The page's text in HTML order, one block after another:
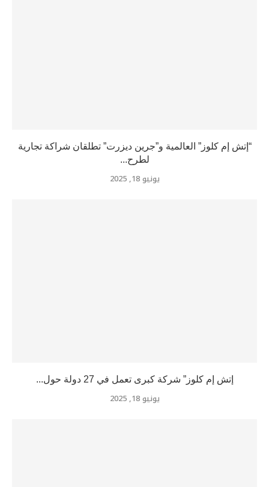
“إتش إم كلوز” العالمية و”جرين ديزرت” تطلقان شراكة تجارية
لطرح...
يونيو 18, 2025
إتش إم كلوز” شركة كبرى تعمل في 27 دولة حول...
يونيو 18, 2025